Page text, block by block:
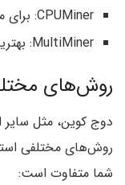
CPUMiner: برای ماینینگ با پردازنده.
MultiMiner: بهترین گزینه برای مدیریت چند ASIC.
روش‌های
روش‌های مختلفی
شما متفاوت است: